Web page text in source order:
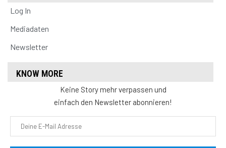
Log In
Mediadaten
Newsletter
KNOW MORE
Keine Story mehr verpassen und
einfach den Newsletter abonnieren!